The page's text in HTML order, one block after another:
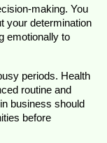
making. You
your determination
emotionally to
periods. Health
routine and
business should
before